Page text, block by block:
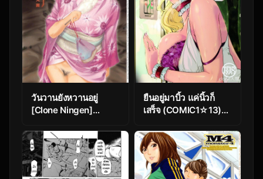
วันวานยังหวานอยู่
[Clone Ningen]
ยืนอยู่มาบิ้ว แค่นิ้วก็
เสร็จ (COMIC1☆13)
Ningen)] M no Heya
(Ballroom e Youkoso)